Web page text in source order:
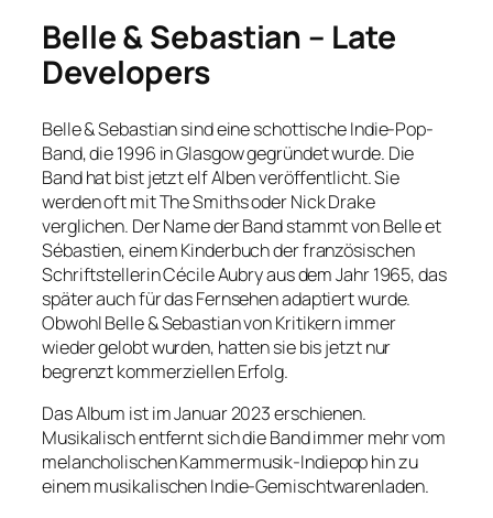
Belle & Sebastian – Late
Developers
Belle & Sebastian sind eine schottische Indie-Pop-
Band, die 1996 in Glasgow gegründet wurde. Die
Band hat bist jetzt elf Alben veröffentlicht. Sie
werden oft mit The Smiths oder Nick Drake
verglichen. Der Name der Band stammt von Belle et
Sébastien, einem Kinderbuch der französischen
Schriftstellerin Cécile Aubry aus dem Jahr 1965, das
später auch für das Fernsehen adaptiert wurde.
Obwohl Belle & Sebastian von Kritikern immer
wieder gelobt wurden, hatten sie bis jetzt nur
begrenzt kommerziellen Erfolg.
Das Album ist im Januar 2023 erschienen.
Musikalisch entfernt sich die Band immer mehr vom
melancholischen Kammermusik-Indiepop hin zu
einem musikalischen Indie-Gemischtwarenladen.